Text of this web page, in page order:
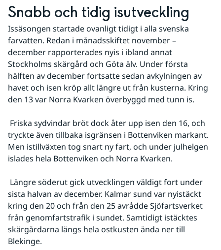
Snabb och tidig isutveckling
Issäsongen startade ovanligt tidigt i alla svenska
farvatten. Redan i månadsskiftet november –
december rapporterades nyis i ibland annat
Stockholms skärgård och Göta älv. Under första
hälften av december fortsatte sedan avkylningen av
havet och isen kröp allt längre ut från kusterna. Kring
den 13 var Norra Kvarken överbyggd med tunn is.
tryckte även tillbaka isgränsen i Bottenviken markant.
Men istillväxten tog snart ny fart, och under julhelgen
islades hela Bottenviken och Norra Kvarken.
sista halvan av december. Kalmar sund var nyistäckt
kring den 20 och från den 25 avrådde Sjöfartsverket
från genomfartstrafik i sundet. Samtidigt istäcktes
skärgårdarna längs hela ostkusten ända ner till
Blekinge.